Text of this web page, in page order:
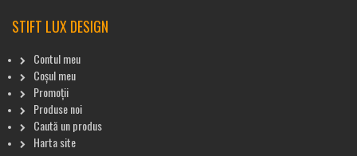
STIFT LUX DESIGN
Contul meu
Coșul meu
Promoții
Produse noi
Caută un produs
Harta site